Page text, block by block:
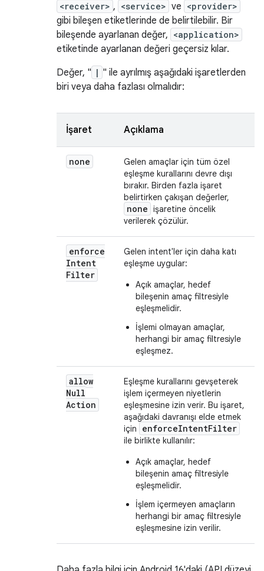
<receiver> , <service> ve <provider>
gibi bileşen etiketlerinde de belirtilebilir. Bir
bileşende ayarlanan değer, <application>
etiketinde ayarlanan değeri geçersiz kılar.
Değer, " | " ile ayrılmış aşağıdaki işaretlerden
biri veya daha fazlası olmalıdır:
İşaret Açıklama
none
Gelen amaçlar için tüm özel
eşleşme kurallarını devre dışı
bırakır. Birden fazla işaret
belirtirken çakışan değerler,
none işaretine öncelik
verilerek çözülür.
enforce
Intent
Filter
Gelen intent'ler için daha katı
eşleşme uygular:
Açık amaçlar, hedef
bileşenin amaç filtresiyle
eşleşmelidir.
İşlemi olmayan amaçlar,
herhangi bir amaç filtresiyle
eşleşmez.
allow
Null
Action
Eşleşme kurallarını gevşeterek
işlem içermeyen niyetlerin
eşleşmesine izin verir. Bu işaret,
aşağıdaki davranışı elde etmek
için
enforceIntentFilter
ile birlikte kullanılır:
Açık amaçlar, hedef
bileşenin amaç filtresiyle
eşleşmelidir.
İşlem içermeyen amaçların
herhangi bir amaç filtresiyle
eşleşmesine izin verilir.